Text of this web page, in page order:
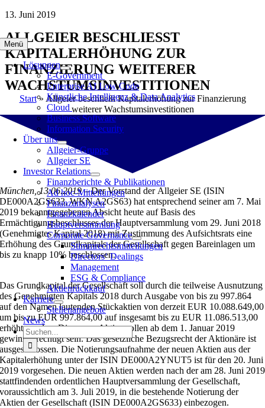
Zum
springen
Menü
Lösungen
E-Government
Enterprise AI Low Code
Künstliche Intelligenz & Data Analytics
Cloud
Business Software
Information Security
Über uns
Allgeier-Gruppe
Allgeier SE
Investor Relations
Finanzberichte & Publikationen
Ad hoc-Mitteilungen
Finanzanalysen
Finanzkalender
Hauptversammlung
Corporate Governance
Stimmrechtsmitteilungen
Directors‘ Dealings
Management
ESG & Compliance
Aktienrückkauf
Karriere
Stellenangebote
News
Suche
nach:
13. Juni 2019
ALLGEIER BESCHLIESST K
APITALERHÖHUNG ZUR F
INANZIERUNG WEITERER W
ACHSTUMSINVESTITIONEN
Start» Allgeier beschließt Kapitalerhöhung zur Finanzierung
weiterer Wachstumsinvestitionen
München, 13.06.2019 –Der Vorstand der Allgeier SE (ISIN
DE000A2GS633, WKN A2GS63) hat entsprechend seiner am 7. Mai
2019 bekanntgegebenen Absicht heute auf Basis des
Ermächtigungsbeschlusses der Hauptversammlung vom 29. Juni 2018
(Genehmigtes Kapital 2018) mit Zustimmung des Aufsichtsrats eine
Erhöhung des Grundkapitals der Gesellschaft gegen Bareinlagen um
bis zu knapp 10% beschlossen.
Das Grundkapital der Gesellschaft soll durch die teilweise Ausnutzung
des Genehmigten Kapitals 2018 durch Ausgabe von bis zu 997.864
auf den Namen lautenden Stückaktien von derzeit EUR 10.088.649,00
um bis zu EUR 997.864,00 auf insgesamt bis zu EUR 11.086.513,00
erhöht werden. Die neuen Aktien sollen ab dem 1. Januar 2019
gewinnberechtigt sein. Das gesetzliche Bezugsrecht der Aktionäre ist
ausgeschlossen. Die Notierungsaufnahme der neuen Aktien aus der
Kapitalerhöhung unter der ISIN DE000A2YNUT5 ist für den 20. Juni
2019 vorgesehen. Die neuen Aktien werden nach der am 28. Juni 2019
stattfindenden ordentlichen Hauptversammlung der Gesellschaft,
voraussichtlich am 3. Juli 2019, in die bestehende Notierung der
Aktien der Gesellschaft (ISIN DE000A2GS633) einbezogen.